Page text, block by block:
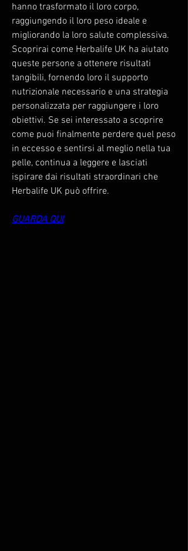
hanno trasformato il loro corpo,
raggiungendo il loro peso ideale e
migliorando la loro salute complessiva.
Scoprirai come Herbalife UK ha aiutato
queste persone a ottenere risultati
tangibili, fornendo loro il supporto
nutrizionale necessario e una strategia
personalizzata per raggiungere i loro
obiettivi. Se sei interessato a scoprire
come puoi finalmente perdere quel peso
in eccesso e sentirsi al meglio nella tua
pelle, continua a leggere e lasciati
ispirare dai risultati straordinari che
Herbalife UK può offrire.
GUARDA QUI